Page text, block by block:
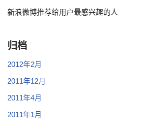
新浪微博推荐给用户最感兴趣的人
归档
2012年2月
2011年12月
2011年4月
2011年1月